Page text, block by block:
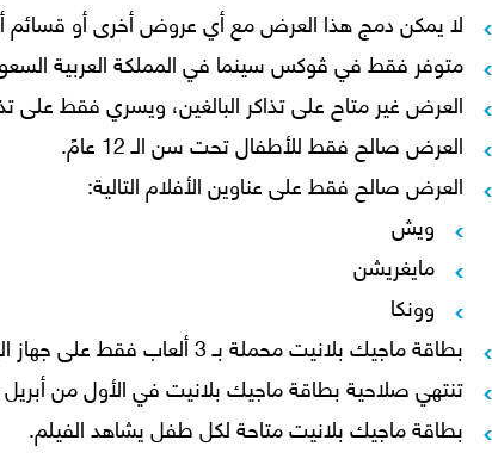
لا يمكن دمج هذا العرض مع أي عروض أخرى أو قسائم
متوفر فقط في ڤوكس سينما في المملكة العربية
العرض غير متاح على تذاكر البالغين، ويسري فقط على
العرض صالح فقط للأطفال تحت سن الـ 12 عامً.
العرض صالح فقط على عناوين الأفلام التالية:
ويش
مايغريشن
وونكا
بطاقة ماجيك بلانيت محملة بـ 3 ألعاب فقط على جهاز البلو سوايبر.
تنتهي صلاحية بطاقة ماجيك بلانيت في الأول من أبريل 2024.
بطاقة ماجيك بلانيت متاحة لكل طفل يشاهد الفيلم.